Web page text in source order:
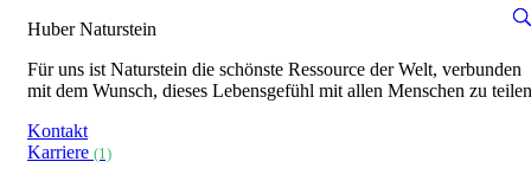
Huber Naturstein
Für uns ist Naturstein die schönste Ressource der Welt, verbunden
mit dem Wunsch, dieses Lebensgefühl mit allen Menschen zu
Kontakt
Karriere (1)